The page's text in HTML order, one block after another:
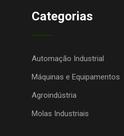
Categorias
Automação Industrial
Máquinas e Equipamentos
Agroindústria
Molas Industriais